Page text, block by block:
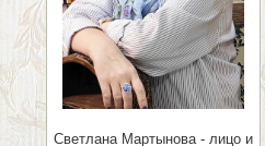
Светлана Мартынова - лицо и